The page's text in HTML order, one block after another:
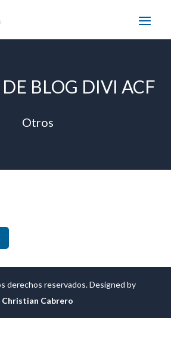
BLOG DIVI ACF
Otros
derechos reservados. Designed by
Christian Cabrero